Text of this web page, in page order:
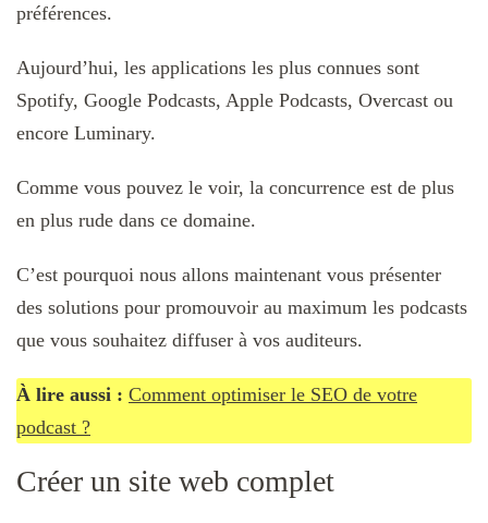
préférences.
Aujourd’hui, les applications les plus connues sont
Spotify, Google Podcasts, Apple Podcasts, Overcast ou
encore Luminary.
Comme vous pouvez le voir, la concurrence est de plus
en plus rude dans ce domaine.
C’est pourquoi nous allons maintenant vous présenter
des solutions pour promouvoir au maximum les podcasts
que vous souhaitez diffuser à vos auditeurs.
À lire aussi : Comment optimiser le SEO de votre
podcast ?
Créer un site web complet